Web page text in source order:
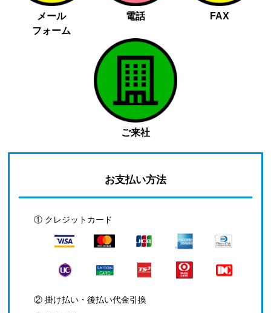
メール
フォーム
電話 FAX
ご来社
お支払い方法
① クレジットカード
② 掛け払い・後払い代金引換